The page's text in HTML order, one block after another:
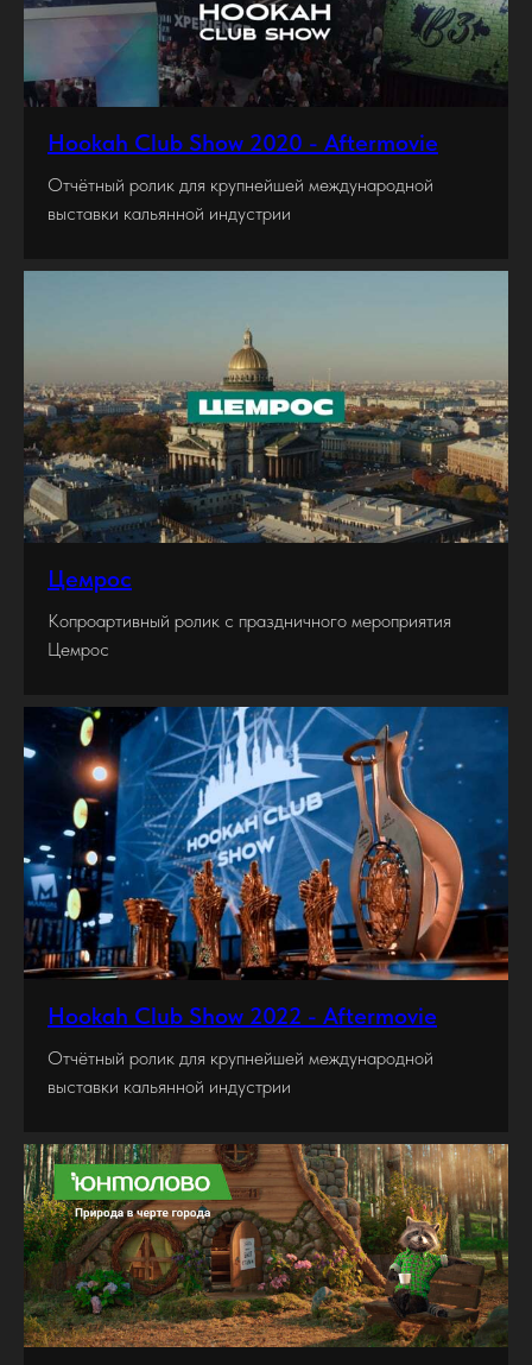
Hookah Club Show 2020 - Aftermovie
Отчётный ролик для крупнейшей международной
выставки кальянной индустрии
Цемрос
Копроартивный ролик с праздничного мероприятия
Цемрос
Hookah Club Show 2022 - Aftermovie
Отчётный ролик для крупнейшей международной
выставки кальянной индустрии